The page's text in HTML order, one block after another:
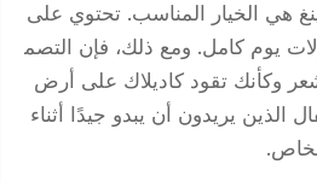
هي الخيار المناسب. تحتوي على
يوم كامل. ومع ذلك، فإن التصم
وكأنك تقود كاديلاك على أرض
الذين يريدون أن يبدو جيدًا أثناء